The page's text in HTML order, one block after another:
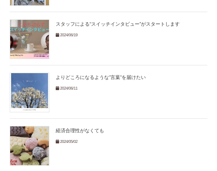
スタッフによる“スイッチインタビュー”がスタートします
2024/06/19
よりどころになるような”言葉”を届けたい
2024/06/11
経済合理性がなくても
2024/05/02